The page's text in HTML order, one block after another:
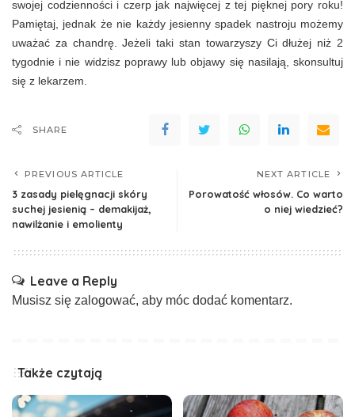
swojej codzienności i czerp jak najwięcej z tej pięknej pory roku!
Pamiętaj, jednak że nie każdy jesienny spadek nastroju możemy
uważać za chandrę. Jeżeli taki stan towarzyszy Ci dłużej niż 2
tygodnie i nie widzisz poprawy lub objawy się nasilają, skonsultuj
się z lekarzem.
SHARE
PREVIOUS ARTICLE
3 zasady pielęgnacji skóry
suchej jesienią – demakijaż,
nawilżanie i emolienty
NEXT ARTICLE
Porowatość włosów. Co warto
o niej wiedzieć?
Leave a Reply
Musisz się zalogować, aby móc dodać komentarz.
Także czytają